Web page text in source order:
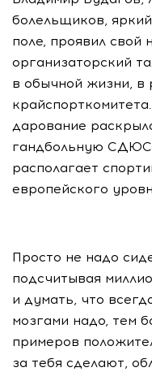
болельщиков,
поле, проявил свой
организаторский
в обычной жизни, в
дарование
гандбольную
располагает
европейского
Просто не надо
подсчитывая
и думать, что
мозгами надо, тем
примеров
за тебя сделают,